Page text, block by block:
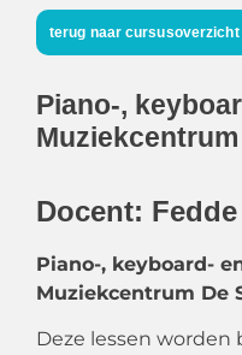
terug naar cursusoverzicht
Piano-,
Docent:
Piano-, keyboard-
Muziekcentrum De
Deze lessen worden